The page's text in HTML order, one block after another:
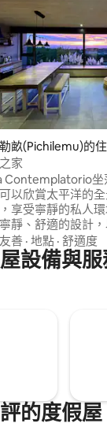
4.97 的平均評分
畝(Pichilemu)的
家
Contemplatorio坐
可以欣賞太平洋的
享受寧靜的私人
靜、舒適的設計
感覺，而且距離皮
有幾分鐘的路程。 這個溫馨
由太陽能供電，並
善 · 地點 · 舒適度
設備與
的度假屋